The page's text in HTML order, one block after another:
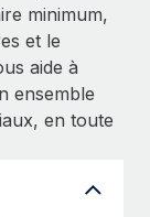
en
open
minimum,
et le
aide à
ensemble
en toute